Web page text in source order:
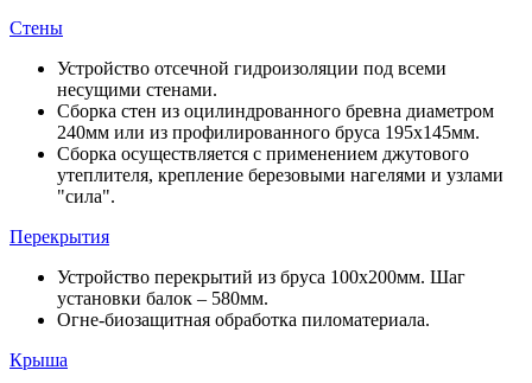
Стены
Устройство отсечной гидроизоляции под всеми
несущими стенами.
Сборка стен из оцилиндрованного бревна диаметром
240мм или из профилированного бруса 195х145мм.
Сборка осуществляется с применением джутового
утеплителя, крепление березовыми нагелями и узлами
"сила".
Перекрытия
Устройство перекрытий из бруса 100х200мм. Шаг
установки балок – 580мм.
Огне-биозащитная обработка пиломатериала.
Крыша